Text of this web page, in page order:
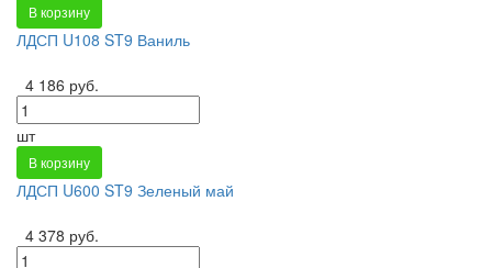
В корзину
ЛДСП U108 ST9 Ваниль
4 186 руб.
шт
В корзину
ЛДСП U600 ST9 Зеленый май
4 378 руб.